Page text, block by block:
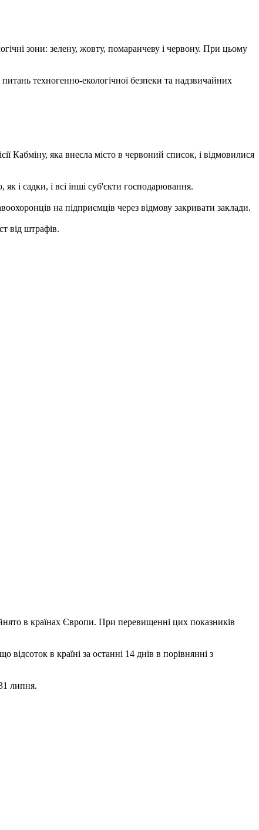
зони: зелену, жовту, помаранчеву і червону. При цьому
техногенно-екологічної безпеки та надзвичайних
Кабміну, яка внесла місто в червоний список, і відмовилися
і садки, і всі інші суб'єкти господарювання.
на підприємців через відмову закривати заклади.
від штрафів.
в країнах Європи. При перевищенні цих показників
в країні за останні 14 днів в порівнянні з
липня.